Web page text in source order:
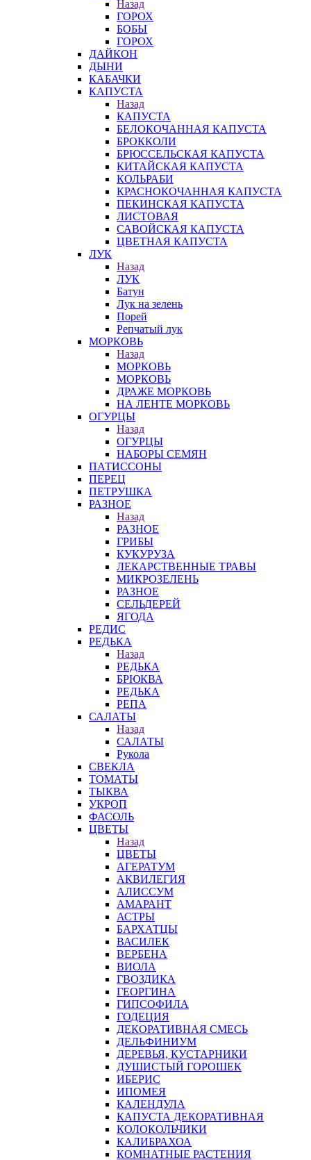
Назад
ГОРОХ
БОБЫ
ГОРОХ
ДАЙКОН
ДЫНИ
КАБАЧКИ
КАПУСТА
Назад
КАПУСТА
БЕЛОКОЧАННАЯ КАПУСТА
БРОККОЛИ
БРЮССЕЛЬСКАЯ КАПУСТА
КИТАЙСКАЯ КАПУСТА
КОЛЬРАБИ
КРАСНОКОЧАННАЯ КАПУСТА
ПЕКИНСКАЯ КАПУСТА
ЛИСТОВАЯ
САВОЙСКАЯ КАПУСТА
ЦВЕТНАЯ КАПУСТА
ЛУК
Назад
ЛУК
Батун
Лук на зелень
Порей
Репчатый лук
МОРКОВЬ
Назад
МОРКОВЬ
МОРКОВЬ
ДРАЖЕ МОРКОВЬ
НА ЛЕНТЕ МОРКОВЬ
ОГУРЦЫ
Назад
ОГУРЦЫ
НАБОРЫ СЕМЯН
ПАТИССОНЫ
ПЕРЕЦ
ПЕТРУШКА
РАЗНОЕ
Назад
РАЗНОЕ
ГРИБЫ
КУКУРУЗА
ЛЕКАРСТВЕННЫЕ ТРАВЫ
МИКРОЗЕЛЕНЬ
РАЗНОЕ
СЕЛЬДЕРЕЙ
ЯГОДА
РЕДИС
РЕДЬКА
Назад
РЕДЬКА
БРЮКВА
РЕДЬКА
РЕПА
САЛАТЫ
Назад
САЛАТЫ
Рукола
СВЕКЛА
ТОМАТЫ
ТЫКВА
УКРОП
ФАСОЛЬ
ЦВЕТЫ
Назад
ЦВЕТЫ
АГЕРАТУМ
АКВИЛЕГИЯ
АЛИССУМ
АМАРАНТ
АСТРЫ
БАРХАТЦЫ
ВАСИЛЕК
ВЕРБЕНА
ВИОЛА
ГВОЗДИКА
ГЕОРГИНА
ГИПСОФИЛА
ГОДЕЦИЯ
ДЕКОРАТИВНАЯ СМЕСЬ
ДЕЛЬФИНИУМ
ДЕРЕВЬЯ, КУСТАРНИКИ
ДУШИСТЫЙ ГОРОШЕК
ИБЕРИС
ИПОМЕЯ
КАЛЕНДУЛА
КАПУСТА ДЕКОРАТИВНАЯ
КОЛОКОЛЬЧИКИ
КАЛИБРАХОА
КОМНАТНЫЕ РАСТЕНИЯ